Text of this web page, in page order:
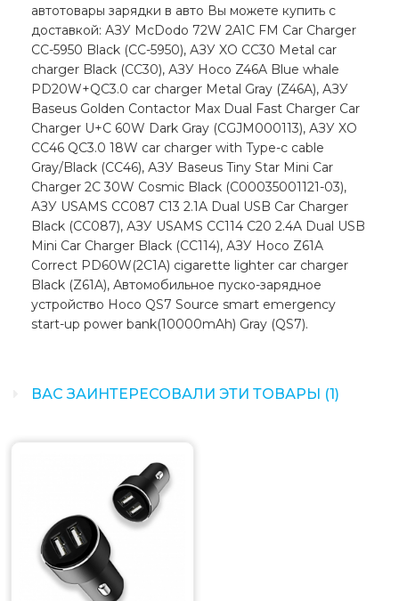
автотовары зарядки в авто Вы можете купить с
доставкой: АЗУ McDodo 72W 2A1C FM Car Charger
CC-5950 Black (CC-5950), АЗУ XO CC30 Metal car
charger Black (CC30), АЗУ Hoco Z46A Blue whale
PD20W+QC3.0 car charger Metal Gray (Z46A), АЗУ
Baseus Golden Contactor Max Dual Fast Charger Car
Charger U+C 60W Dark Gray (CGJM000113), АЗУ XO
CC46 QC3.0 18W car charger with Type-c cable
Gray/Black (CC46), АЗУ Baseus Tiny Star Mini Car
Charger 2C 30W Cosmic Black (C00035001121-03),
АЗУ USAMS CC087 C13 2.1A Dual USB Car Charger
Black (CC087), АЗУ USAMS CC114 C20 2.4A Dual USB
Mini Car Charger Black (CC114), АЗУ Hoco Z61A
Correct PD60W(2C1A) cigarette lighter car charger
Black (Z61A), Автомобильное пуско-зарядное
устройство Hoco QS7 Source smart emergency
start-up power bank(10000mAh) Gray (QS7).
ВАС ЗАИНТЕРЕСОВАЛИ ЭТИ ТОВАРЫ (1)